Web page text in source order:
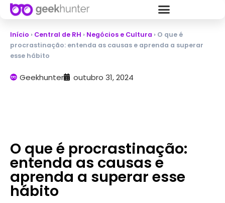
Início › Central de RH › Negócios e Cultura › O que é
procrastinação: entenda as causas e aprenda a superar
esse hábito
Geekhunter outubro 31, 2024
O que é procrastinação:
entenda as causas e
aprenda a superar esse
hábito